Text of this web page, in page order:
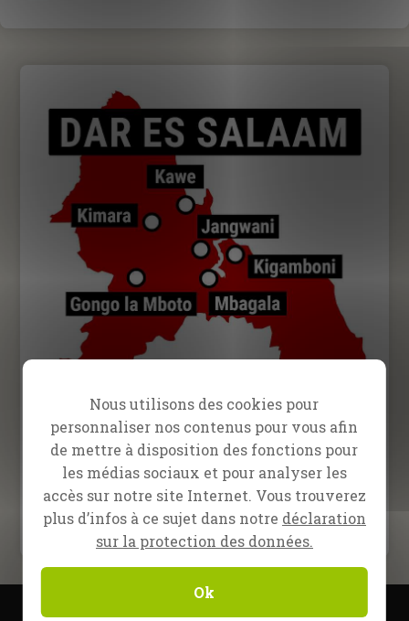
Nous utilisons des cookies pour
personnaliser nos contenus pour vous afin
de mettre à disposition des fonctions pour
les médias sociaux et pour analyser les
accès sur notre site Internet. Vous trouverez
plus d’infos à ce sujet dans notre déclaration
sur la protection des données.
Ok